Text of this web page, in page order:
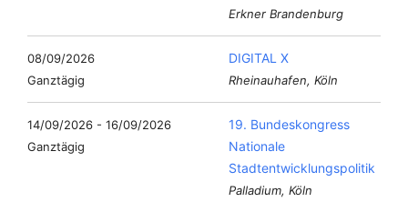
Erkner Brandenburg
08/09/2026
Ganztägig
DIGITAL X
Rheinauhafen, Köln
14/09/2026 - 16/09/2026
Ganztägig
19. Bundeskongress
Nationale
Stadtentwicklungspolitik
Palladium, Köln